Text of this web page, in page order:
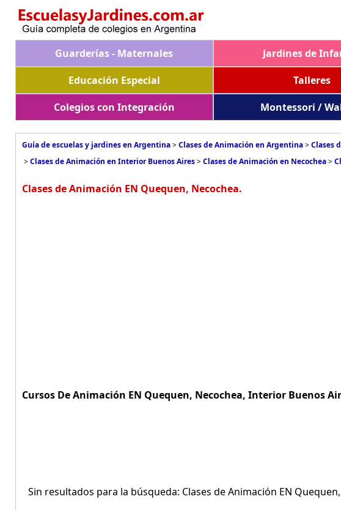
Guarderías - Maternales Jardines de
Educación Especial
Talleres
Colegios con Integración
Montessori /
Guía de escuelas y jardines en Argentina>Clases de Animación en Argentina>Clases
>Clases de Animación en Interior Buenos Aires>Clases de Animación en Necochea>
Clases de Animación EN Quequen, Necochea.
Cursos De Animación EN Quequen, Necochea, Interior Buenos
Sin resultados para la búsqueda: Clases de Animación EN